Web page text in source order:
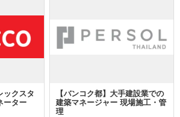
ックスタ
ーター
【バンコク都】大手建設業での
建築マネージャー 現場施工・管
理